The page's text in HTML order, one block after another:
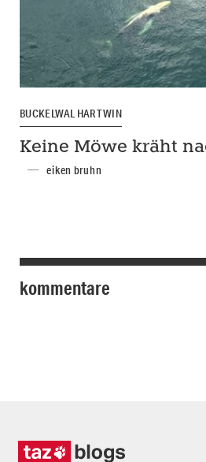
BUCKELWAL HARTWIN
Keine Möwe kräht
eiken bruhn
kommentare